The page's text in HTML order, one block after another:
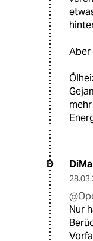
Aber
D DiMa
Nur